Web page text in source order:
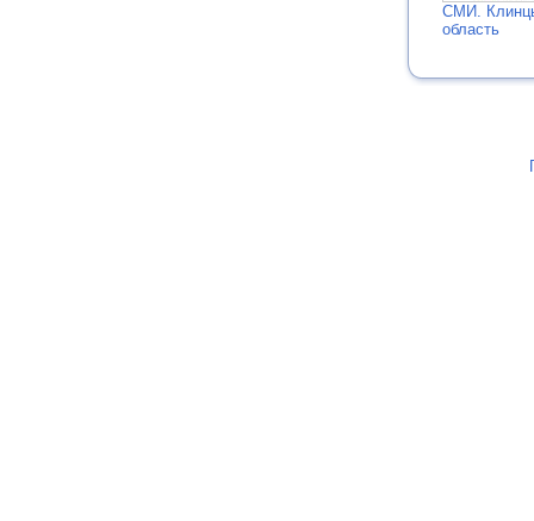
СМИ.
область